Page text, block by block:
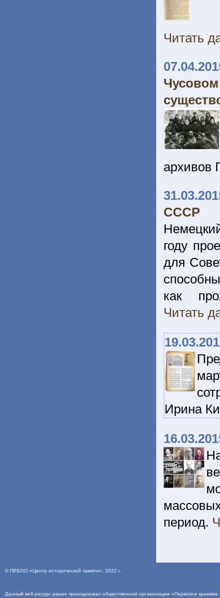
Читать
СССР
году
для
как
Читать
Ирина
период.
©ПРБОО «Центр исторической памяти» , 2022 г.
Данный веб-ресурс ранее принадлежал общественной организации «Пермское